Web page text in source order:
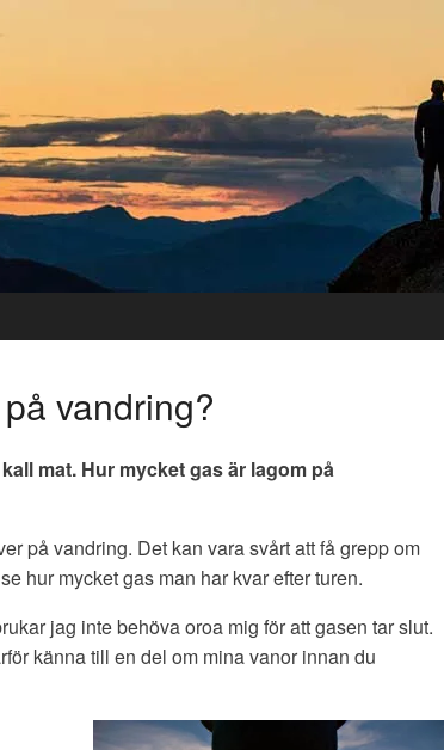
vandring?
mat. Hur mycket gas är lagom på
på vandring. Det kan vara svårt att få grepp om
hur mycket gas man har kvar efter turen.
jag inte behöva oroa mig för att gasen tar slut.
känna till en del om mina vanor innan du